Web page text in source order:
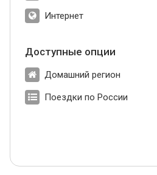
Интернет
Доступные опции
Домашний регион
Поездки по России